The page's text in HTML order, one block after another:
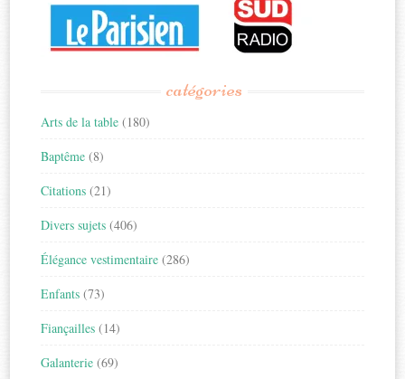
catégories
Arts de la table (180)
Baptême (8)
Citations (21)
Divers sujets (406)
Élégance vestimentaire (286)
Enfants (73)
Fiançailles (14)
Galanterie (69)